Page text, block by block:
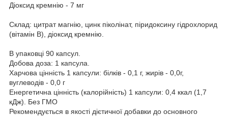
Діоксид кремнію - 7 мг
Склад: цитрат магнію, цинк піколінат, піридоксину гідрохлорид
(вітамін В), діоксид кремнію.
В упаковці 90 капсул.
Добова доза: 1 капсула.
Харчова цінність 1 капсули: білків - 0,1 г, жирів - 0,0г,
вуглеводів - 0,0 г
Енергетична цінність (калорійність) 1 капсули: 0,4 ккал (1,7
кДж). Без ГМО
Рекомендується в якості дієтичної добавки до основного